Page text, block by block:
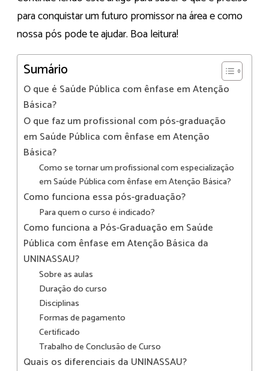
para conquistar um futuro promissor na área e como
nossa pós pode te ajudar. Boa leitura!
Sumário
O que é Saúde Pública com ênfase em Atenção
Básica?
O que faz um profissional com pós-graduação
em Saúde Pública com ênfase em Atenção
Básica?
Como se tornar um profissional com especialização
em Saúde Pública com ênfase em Atenção Básica?
Como funciona essa pós-graduação?
Para quem o curso é indicado?
Como funciona a Pós-Graduação em Saúde
Pública com ênfase em Atenção Básica da
UNINASSAU?
Sobre as aulas
Duração do curso
Disciplinas
Formas de pagamento
Certificado
Trabalho de Conclusão de Curso
Quais os diferenciais da UNINASSAU?